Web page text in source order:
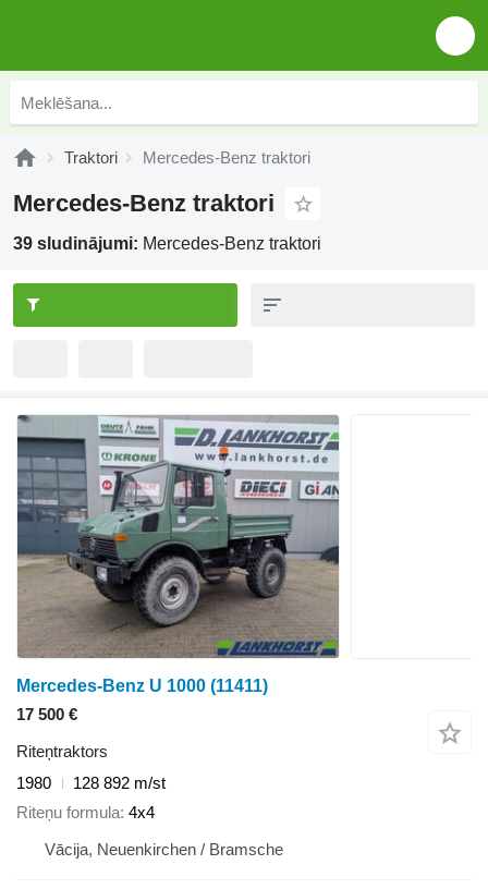
Traktori Mercedes-Benz traktori
Mercedes-Benz traktori
39 sludinājumi: Mercedes-Benz traktori
Mercedes-Benz U 1000 (11411)
17 500 €
Riteņtraktors
1980
128 892 m/st
Riteņu formula 4x4
Vācija, Neuenkirchen / Bramsche